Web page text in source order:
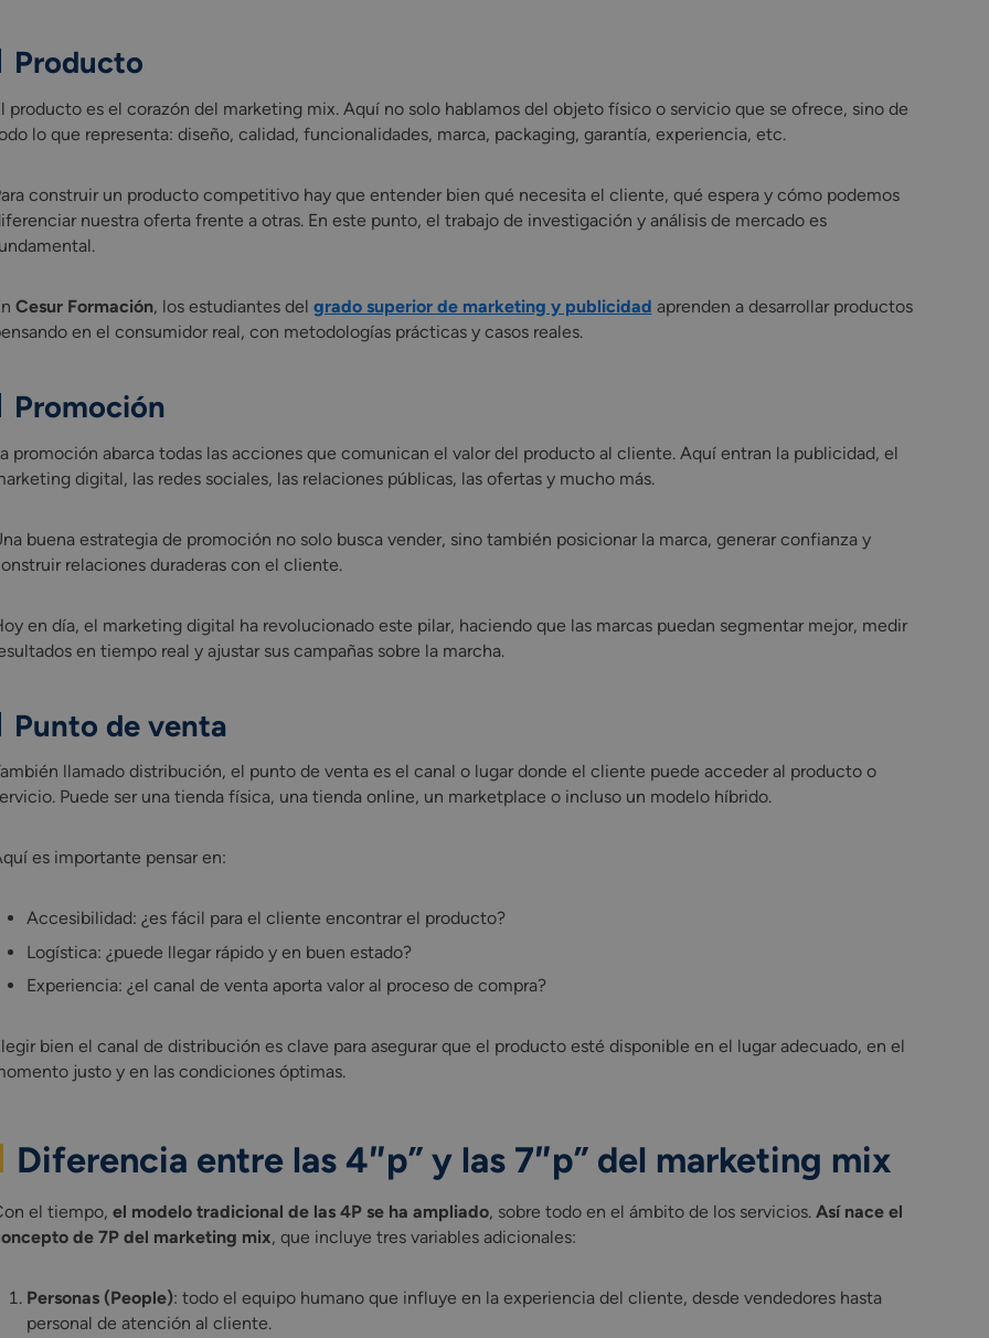
Producto
producto es el corazón del marketing mix. Aquí no solo hablamos del objeto físico o servicio que se ofrece, sino de
lo que representa: diseño, calidad, funcionalidades, marca, packaging, garantía, experiencia, etc.
construir un producto competitivo hay que entender bien qué necesita el cliente, qué espera y cómo podemos
nuestra oferta frente a otras. En este punto, el trabajo de investigación y análisis de mercado es
Cesur Formación, los estudiantes del grado superior de marketing y publicidad aprenden a desarrollar productos
en el consumidor real, con metodologías prácticas y casos reales.
Promoción
promoción abarca todas las acciones que comunican el valor del producto al cliente. Aquí entran la publicidad, el
digital, las redes sociales, las relaciones públicas, las ofertas y mucho más.
buena estrategia de promoción no solo busca vender, sino también posicionar la marca, generar confianza y
relaciones duraderas con el cliente.
en día, el marketing digital ha revolucionado este pilar, haciendo que las marcas puedan segmentar mejor, medir
en tiempo real y ajustar sus campañas sobre la marcha.
Punto de venta
llamado distribución, el punto de venta es el canal o lugar donde el cliente puede acceder al producto o
Puede ser una tienda física, una tienda online, un marketplace o incluso un modelo híbrido.
es importante pensar en:
Accesibilidad: ¿es fácil para el cliente encontrar el producto?
Logística: ¿puede llegar rápido y en buen estado?
Experiencia: ¿el canal de venta aporta valor al proceso de compra?
bien el canal de distribución es clave para asegurar que el producto esté disponible en el lugar adecuado, en el
justo y en las condiciones óptimas.
Diferencia entre las 4″p” y las 7″p” del marketing mix
el tiempo, el modelo tradicional de las 4P se ha ampliado, sobre todo en el ámbito de los servicios. Así nace el
de 7P del marketing mix, que incluye tres variables adicionales:
Personas (People): todo el equipo humano que influye en la experiencia del cliente, desde vendedores hasta
personal de atención al cliente.